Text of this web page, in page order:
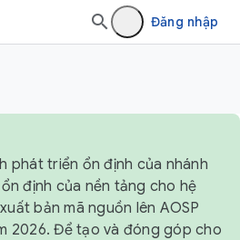
Đăng nhập
phát triển ổn định của nhánh
định của nền tảng cho hệ
bản mã nguồn lên AOSP
2026. Để tạo và đóng góp cho